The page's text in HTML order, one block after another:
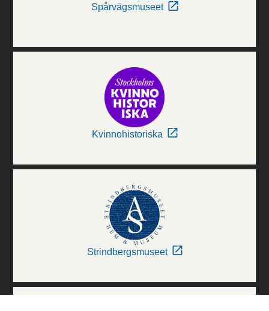
Spårvägsmuseet
Kvinnohistoriska
Strindbergsmuseet